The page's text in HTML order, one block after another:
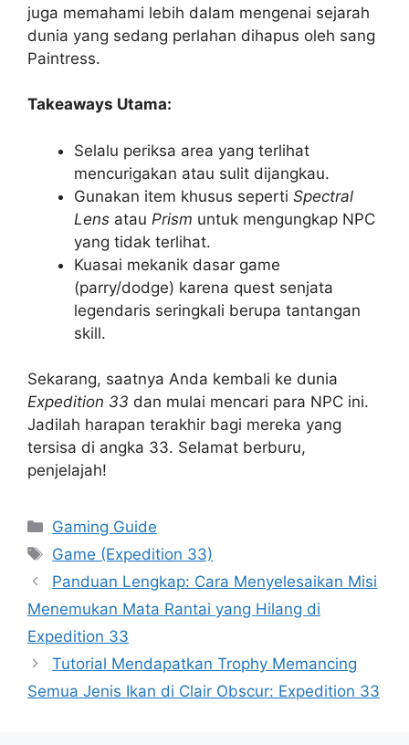
juga memahami lebih dalam mengenai sejarah
dunia yang sedang perlahan dihapus oleh sang
Paintress.
Takeaways Utama:
Selalu periksa area yang terlihat
mencurigakan atau sulit dijangkau.
Gunakan item khusus seperti Spectral
Lens atau Prism untuk mengungkap NPC
yang tidak terlihat.
Kuasai mekanik dasar game
(parry/dodge) karena quest senjata
legendaris seringkali berupa tantangan
skill.
Sekarang, saatnya Anda kembali ke dunia
Expedition 33 dan mulai mencari para NPC ini.
Jadilah harapan terakhir bagi mereka yang
tersisa di angka 33. Selamat berburu,
penjelajah!
Categories
Gaming Guide
Tags
Game (Expedition 33)
Panduan Lengkap: Cara Menyelesaikan Misi
Menemukan Mata Rantai yang Hilang di
Expedition 33
Tutorial Mendapatkan Trophy Memancing
Semua Jenis Ikan di Clair Obscur: Expedition 33